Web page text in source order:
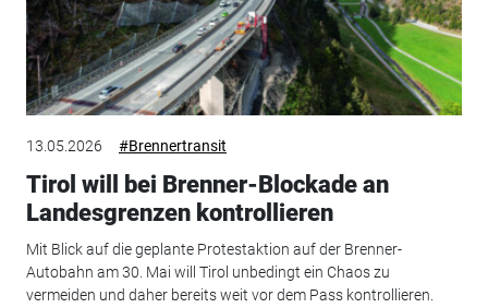
13.05.2026 #Brennertransit
Tirol will bei Brenner-Blockade an
Landesgrenzen kontrollieren
Mit Blick auf die geplante Protestaktion auf der Brenner-
Autobahn am 30. Mai will Tirol unbedingt ein Chaos zu
vermeiden und daher bereits weit vor dem Pass kontrollieren.